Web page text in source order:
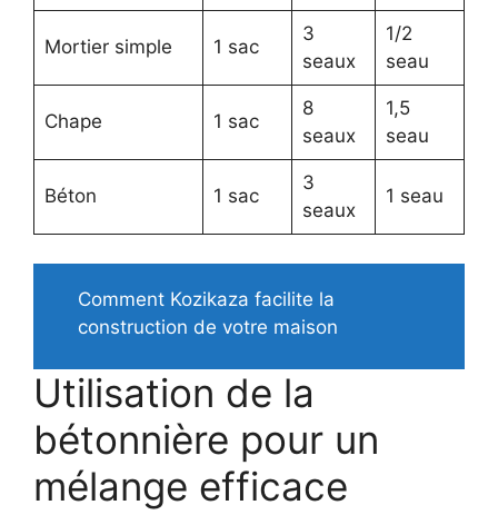
Mortier simple 1 sac
3
seaux
1/2
seau
Chape 1 sac
8
seaux
1,5
seau
Béton 1 sac
3
seaux
1 seau
Comment Kozikaza facilite la
construction de votre maison
Utilisation de la
bétonnière pour un
mélange efficace